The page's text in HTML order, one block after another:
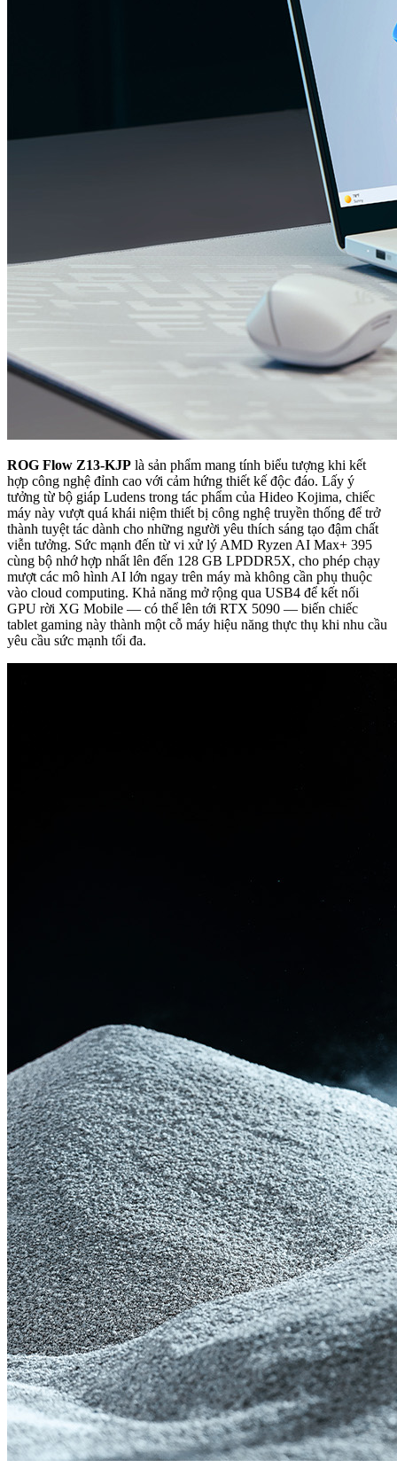
ROG Flow Z13-KJP là sản phẩm mang tính biểu tượng khi kết
hợp công nghệ đỉnh cao với cảm hứng thiết kế độc đáo. Lấy ý
tưởng từ bộ giáp Ludens trong tác phẩm của Hideo Kojima, chiếc
máy này vượt quá khái niệm thiết bị công nghệ truyền thống để trở
thành tuyệt tác dành cho những người yêu thích sáng tạo đậm chất
viễn tưởng. Sức mạnh đến từ vi xử lý AMD Ryzen AI Max+ 395
cùng bộ nhớ hợp nhất lên đến 128 GB LPDDR5X, cho phép chạy
mượt các mô hình AI lớn ngay trên máy mà không cần phụ thuộc
vào cloud computing. Khả năng mở rộng qua USB4 để kết nối
GPU rời XG Mobile — có thể lên tới RTX 5090 — biến chiếc
tablet gaming này thành một cỗ máy hiệu năng thực thụ khi nhu cầu
yêu cầu sức mạnh tối đa.